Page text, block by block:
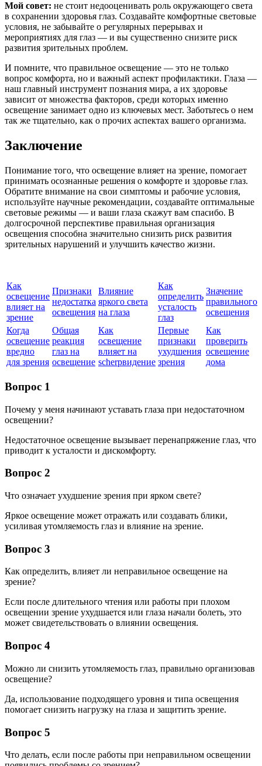
Мой совет: не стоит недооценивать роль окружающего света
в сохранении здоровья глаз. Создавайте комфортные световые
условия, не забывайте о регулярных перерывах и
мероприятиях для глаз — и вы существенно снизите риск
развития зрительных проблем.
И помните, что правильное освещение — это не только
вопрос комфорта, но и важный аспект профилактики. Глаза —
наш главный инструмент познания мира, а их здоровье
зависит от множества факторов, среди которых именно
освещение занимает одно из ключевых мест. Заботьтесь о нем
так же тщательно, как о прочих аспектах вашего организма.
Заключение
Понимание того, что освещение влияет на зрение, помогает
принимать осознанные решения о комфорте и здоровье глаз.
Обратите внимание на свои симптомы и рабочие условия,
используйте научные рекомендации, создавайте оптимальные
световые режимы — и ваши глаза скажут вам спасибо. В
долгосрочной перспективе правильная организация
освещения способна значительно снизить риск развития
зрительных нарушений и улучшить качество жизни.
Как
освещение
влияет на
зрение
Признаки
недостатка
освещения
Влияние
яркого света
на глаза
Как
определить
усталость
глаз
Значение
правильного
освещения
Когда
освещение
вредно
для зрения
Общая
реакция
глаз на
освещение
Как
освещение
влияет на
scherpвидение
Первые
признаки
ухудшения
зрения
Как
проверить
освещение
дома
Вопрос 1
Почему у меня начинают уставать глаза при недостаточном
освещении?
Недостаточное освещение вызывает перенапряжение глаз, что
приводит к усталости и дискомфорту.
Вопрос 2
Что означает ухудшение зрения при ярком свете?
Яркое освещение может отражать или создавать блики,
усиливая утомляемость глаз и влияние на зрение.
Вопрос 3
Как определить, влияет ли неправильное освещение на
зрение?
Если после длительного чтения или работы при плохом
освещении зрение ухудшается или глаза начали болеть, это
может свидетельствовать о влиянии освещения.
Вопрос 4
Можно ли снизить утомляемость глаз, правильно организовав
освещение?
Да, использование подходящего уровня и типа освещения
помогает снизить нагрузку на глаза и защитить зрение.
Вопрос 5
Что делать, если после работы при неправильном освещении